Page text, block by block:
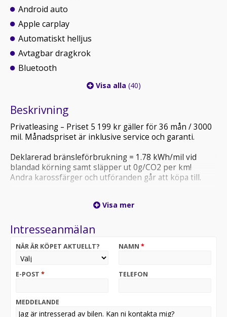
Android auto
Apple carplay
Automatiskt helljus
Avtagbar dragkrok
Bluetooth
Visa alla (40)
Beskrivning
Privatleasing – Priset 5 199 kr gäller för 36 mån / 3000
mil. Månadspriset är inklusive service och garanti.
Deklarerad bränsleförbrukning = 1.78 kWh/mil vid
blandad körning samt släpper ut 0g/CO2 per km!
Andra karossfärger och utföranden går att köpa till.
över hela landet och alternativ för finansiering!
närmare leveransinformation. Varmt välkommen in på
Göteborg, Norrtälje eller Lund!
skilja sig från din faktiska konfiguration.
Visa mer
Intresseanmälan
NÄR ÄR KÖPET AKTUELLT? NAMN *
E-POST * TELEFON
MEDDELANDE